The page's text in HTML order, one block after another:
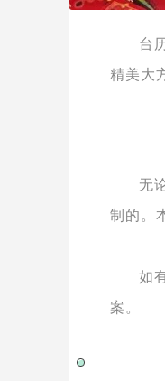
台
精美大
无
制的。
如
案。